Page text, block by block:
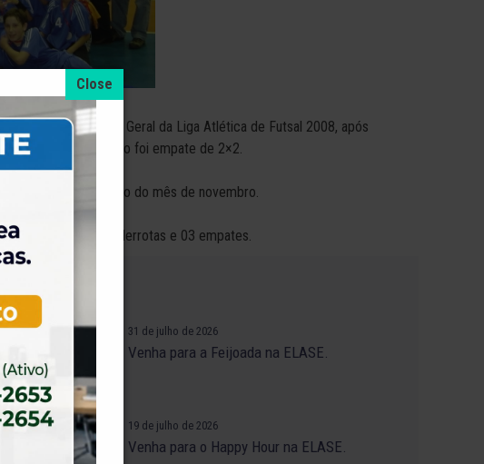
o título de Campeã Geral da Liga Atlética de Futsal 2008, após
a ELASE, e o último foi empate de 2×2.
encerrou no início do mês de novembro.
11 vitórias, 04 derrotas e 03 empates.
31 de julho de 2026
Venha para a Feijoada na ELASE.
ELASE
19 de julho de 2026
Venha para o Happy Hour na ELASE.